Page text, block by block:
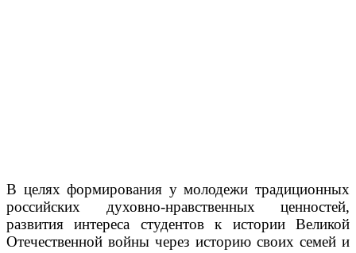
В целях формирования у молодежи традиционных
российских духовно-нравственных ценностей,
развития интереса студентов к истории Великой
Отечественной войны через историю своих семей и